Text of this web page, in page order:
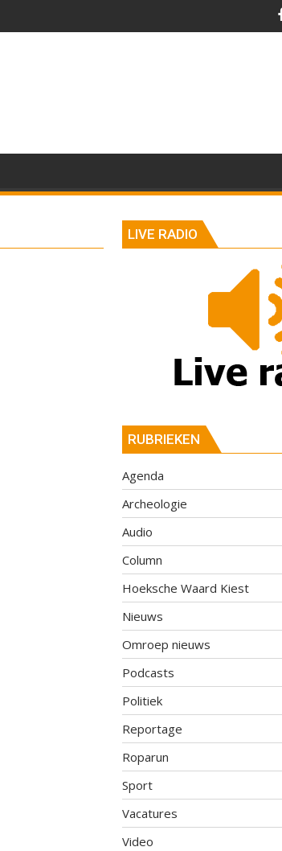
LIVE RADIO
RUBRIEKEN
Agenda
Archeologie
Audio
Column
Hoeksche Waard Kiest
Nieuws
Omroep nieuws
Podcasts
Politiek
Reportage
Roparun
Sport
Vacatures
Video